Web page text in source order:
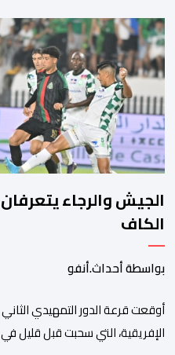
مولودها أمام الباب الرئيسي
التكفل بها. وأكدت إدارة
مصلحة الولادة، حيث تم
الجيش والرجاء
الكاف
بواسطة أحداث.أنفو
أوقعت قرعة الدور التمهيدي
الإفريقية، التي سحبت قبل قليل